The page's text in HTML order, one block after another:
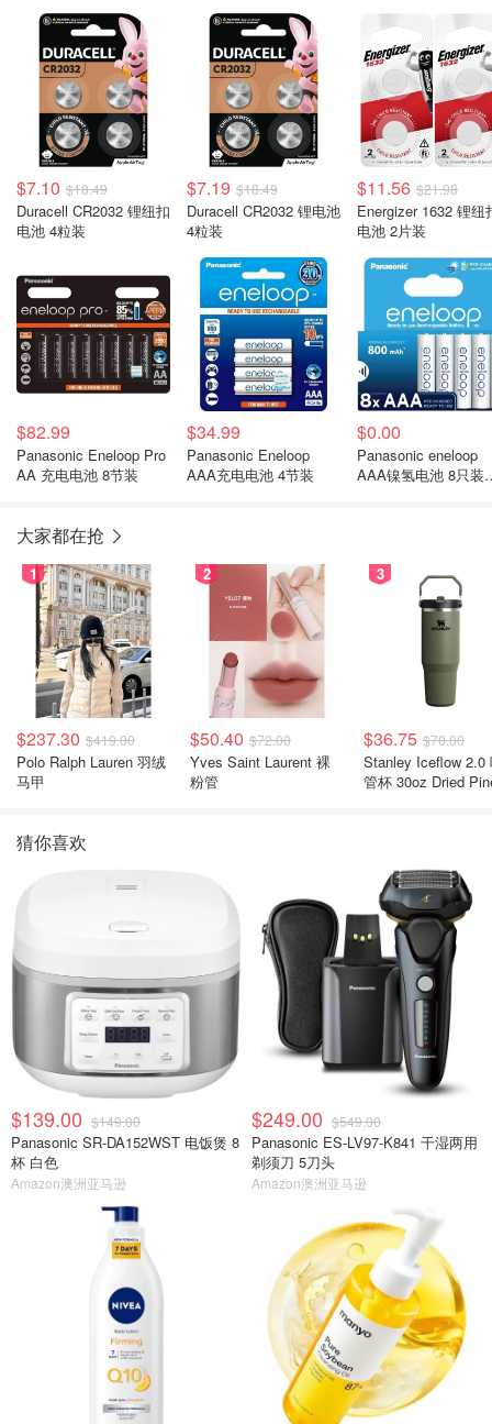
$7.10 $18.49
Duracell CR2032 锂纽扣
电池 4粒装
$7.19 $18.49
Duracell CR2032 锂电池
4粒装
$11.56 $21.98
Energizer 1632 锂纽
电池 2片装
$82.99
Panasonic Eneloop Pro
AA 充电电池 8节装
$34.99
Panasonic Eneloop
AAA充电电池 4节装
$0.00
Panasonic eneloop
AAA镍氢电池 8只装
大家都在抢
1
$237.30 $419.00
Polo Ralph Lauren 羽绒
马甲
2
$50.40 $72.00
Yves Saint Laurent 裸
粉管
3
$36.75 $70.00
Stanley Iceflow 2.0 吸
管杯 30oz Dried
猜你喜欢
$139.00 $149.00
Panasonic SR-DA152WST 电饭煲 8
杯 白色
Amazon澳洲亚马逊
$249.00 $549.00
Panasonic ES-LV97-K841 干湿两用
剃须刀 5刀头
Amazon澳洲亚马逊